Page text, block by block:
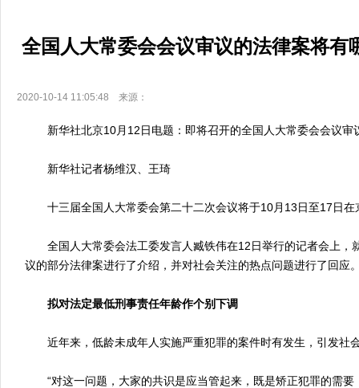
全国人大常委会会议审议的法律案将有
2020-10-14 11:05:48 来源：
新华社北京10月12日电题：即将召开的全国人大常委会会议审
新华社记者杨维汉、王琦
十三届全国人大常委会第二十二次会议将于10月13日至17日在
全国人大常委会法工委发言人臧铁伟在12日举行的记者会上，
议的部分法律案进行了介绍，并对社会关注的热点问题进行了回应
拟对法定最低刑事责任年龄作个别下调
近年来，低龄未成年人实施严重犯罪的案件时有发生，引发社
“对这一问题，大家的共识是应当管起来，既是矫正犯罪的需要